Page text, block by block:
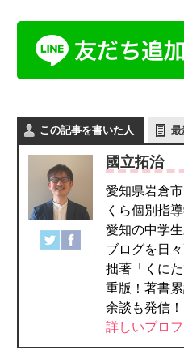
この記事を書いた人 最
國立拓治
愛知県岩倉
くら個別指
愛知の中学
ブログを日
拙著「くに
重版！著書
余談も発信
詳しいプロフ